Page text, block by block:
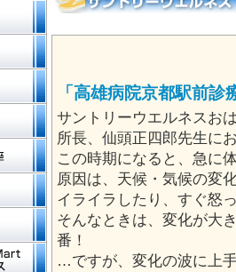
「高雄病院京都駅前
サントリーウエルネスお
所長、仙頭正四郎先生に
この時期になると、急に
原因は、天候・気候の変
イライラしたり、すぐ怒
そんなときは、変化が大
番！
…ですが、変化の波に上